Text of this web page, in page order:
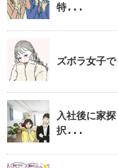
特...
ズボラ女子で
入社後に家
択...